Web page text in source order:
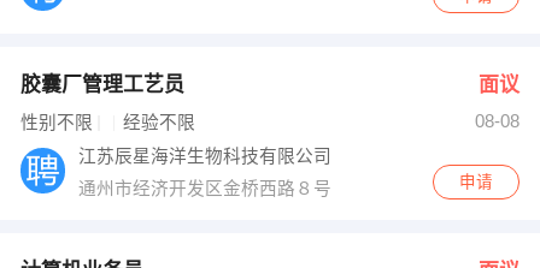
胶囊厂管理工艺员 面议
性别不限 经验不限
08-08
江苏辰星海洋生物科技有限公司
通州市经济开发区金桥西路８号
申请